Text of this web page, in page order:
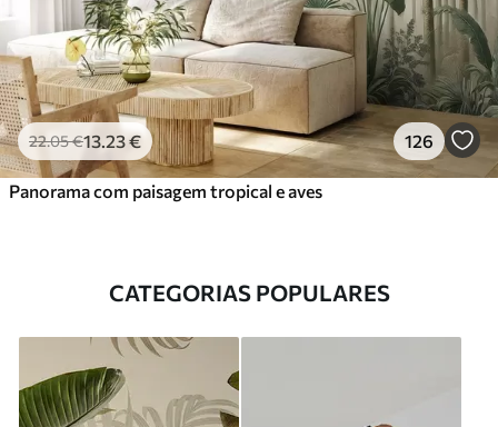
22.05€13 .23€ 126
Panorama com paisagem tropical e aves
CATEGORIAS POPULARES